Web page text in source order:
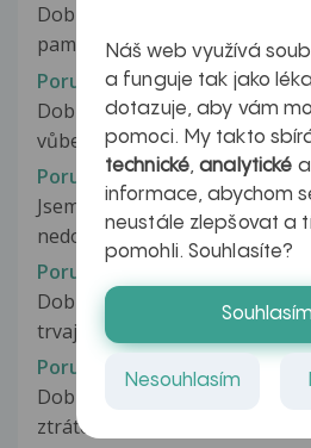
Dobrý den. Několik let trpím
paměti. Zapomínám jména
Poruchy příjmu potravy
Dobrý den, mám dotaz
vůbec nechce jíst když vidí...
Poruchy příjmu potravy
Jsem úplně duševně zničená.
nedokážu najít cestu zpátky....
Poruchy pyje
Dobrý den, mám dotaz
trvajícím problému s mým
Poruchy rovnováhy
Dobrý den, moje matka (74
ztrátou rovnováhy, která se...
Náš web využívá
a funguje tak jako
dotazuje, aby vám
pomoci. My takto
technické,analytické a
informace, abychom
neustále zlepšovat a
pomohli. Souhlasíte?
Souhlasím
Nesouhlasím